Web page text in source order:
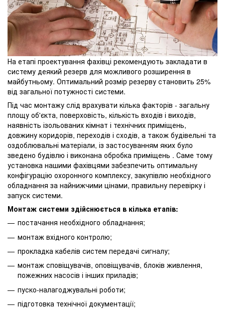
На етапі проектування фахівці рекомендують закладати в
систему деякий резерв для можливого розширення в
майбутньому. Оптимальний розмір резерву становить 25%
від загальної потужності системи.
Під час монтажу слід врахувати кілька факторів - загальну
площу об'єкта, поверховість, кількість входів і виходів,
наявність ізольованих кімнат і технічних приміщень,
довжину коридорів, переходів і сходів, а також будівельні та
оздоблювальні матеріали, із застосуванням яких було
зведено будівлю і виконана обробка приміщень . Саме тому
установка нашими фахівцями забезпечить оптимальну
конфігурацію охоронного комплексу, закупівлю необхідного
обладнання за найнижчими цінами, правильну перевірку і
запуск системи.
Монтаж системи здійснюється в кілька етапів:
постачання необхідного обладнання;
монтаж вхідного контролю;
прокладка кабелів систем передачі сигналу;
монтаж сповіщувачів, оповіщувачів, блоків живлення,
пожежних насосів і інших приладів;
пуско-налагоджувальні роботи;
підготовка технічної документації;